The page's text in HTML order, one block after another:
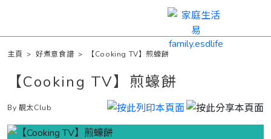
主頁 >好煮意食譜 > 【Cooking TV】煎蠔餅
【Cooking TV】煎蠔餅
By 靚太Club